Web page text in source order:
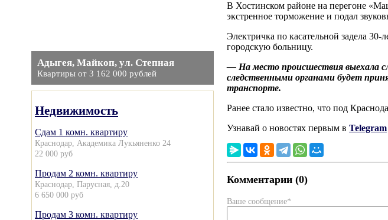
Адыгея, Майкоп, ул. Степная
Квартиры от 3 162 000 рублей
Недвижимость
Сдам 1 комн. квартиру
Краснодар, Академика Лукьяненко 24
22 000 руб
Продам 2 комн. квартиру
Краснодар, Парусная, д.20
6 650 000 руб
Продам 3 комн. квартиру
В Хостинском районе на перегоне
экстренное торможение и подал
Электричка по касательной задела
городскую больницу.
— На место происшествия выехала
следственными органами будет
транспорте.
Ранее стало известно, что под
Узнавай о новостях первым в Telegram
Комментарии (0)
Ваше сообщение*